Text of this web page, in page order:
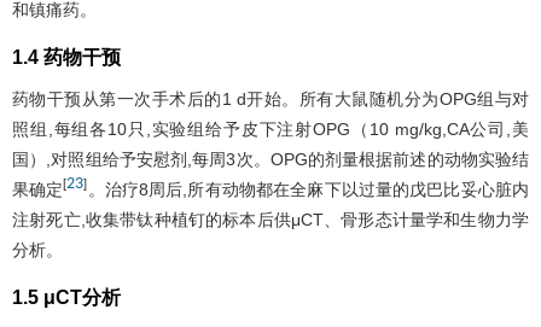
和镇痛药。
1.4 药物干预
药物干预从第一次手术后的1 d开始。所有大鼠随机分为OPG组与对
照组,每组各10只,实验组给予皮下注射OPG（10 mg/kg,CA公司,美
国）,对照组给予安慰剂,每周3次。OPG的剂量根据前述的动物实验结
果确定[23] 。治疗8周后,所有动物都在全麻下以过量的戊巴比妥心脏内
注射死亡,收集带钛种植钉的标本后供μCT、骨形态计量学和生物力学
分析。
1.5 μCT分析